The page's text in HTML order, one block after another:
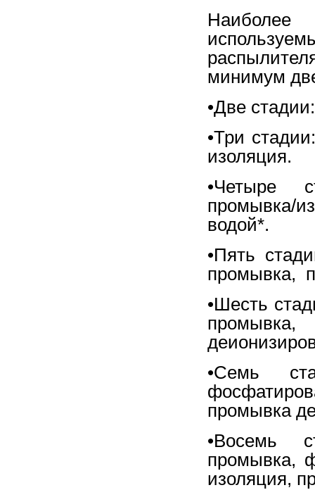
минимум
•Две
•Три
изоляция.
•Четыре
промывка/
водой*.
•Пять
промывка,
•Шесть
•Семь
промывка
•Восемь
промывка,
изоляция,